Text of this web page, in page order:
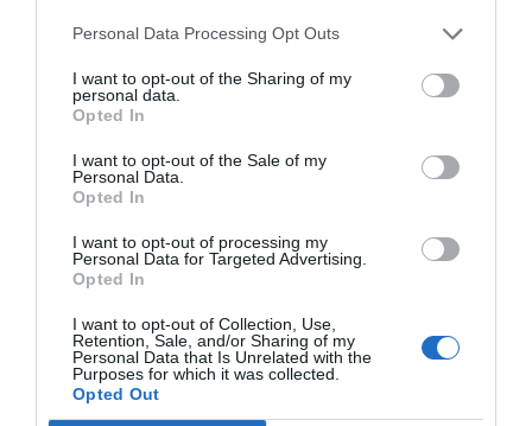
Personal Data Processing Opt Outs
I want to opt-out of the Sharing of my
personal data.
Opted In
I want to opt-out of the Sale of my
Personal Data.
Opted In
I want to opt-out of processing my
Personal Data for Targeted Advertising.
Opted In
I want to opt-out of Collection, Use,
Retention, Sale, and/or Sharing of my
Personal Data that Is Unrelated with the
Purposes for which it was collected.
Opted Out
REDAÇÃO
O MEU CÃO PAROU A PEÇA DE CAÇA! E AGORA, COMO
DEVEMOS ENTRAR AO LANCE?